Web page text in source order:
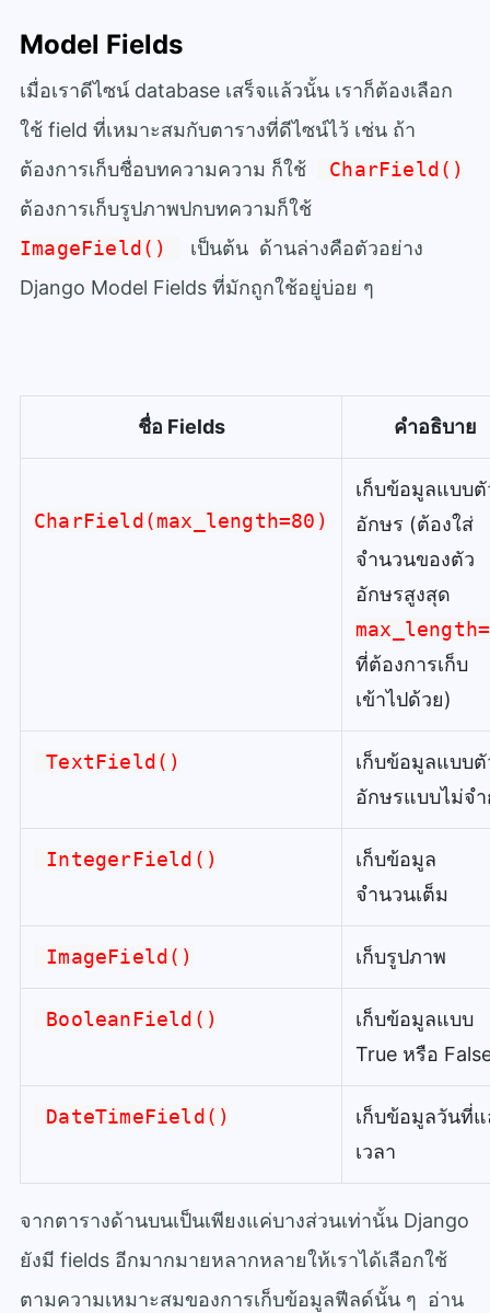
Model Fields
เมื่อเราดีไซน์ database เสร็จแล้วนั้น เราก็ต้องเลือก
ใช้ field ที่เหมาะสมกับตารางที่ดีไซน์ไว้ เช่น ถ้า
ต้องการเก็บชื่อบทความความ ก็ใช้
CharField()
ต้องการเก็บรูปภาพปกบทความก็ใช้
ImageField()
เป็นต้น ด้านล่างคือตัวอย่าง
Django Model Fields ที่มักถูกใช้อยู่บ่อย ๆ
ชื่อ Fields คำอธิบาย
CharField(max_length=80)
เก็บข้อมูลแบบตั
อักษร (ต้องใส่
จำนวนของตัว
อักษรสูงสุด
ที่ต้องการเก็บ
เข้าไปด้วย)
TextField()
เก็บข้อมูลแบบตั
อักษรแบบไม่จ
IntegerField()
เก็บข้อมูล
จำนวนเต็ม
ImageField() เก็บรูปภาพ
BooleanField()
เก็บข้อมูลแบบ
True หรือ
DateTimeField()
เก็บข้อมูลวันที่
เวลา
จากตารางด้านบนเป็นเพียงแค่บางส่วนเท่านั้น Django
ยังมี fields อีกมากมายหลากหลายให้เราได้เลือกใช้
ตามความเหมาะสมของการเก็บข้อมูลฟีลด์นั้น ๆ อ่าน